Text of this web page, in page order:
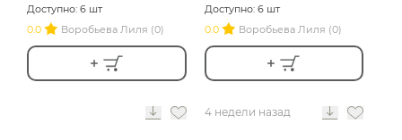
Доступно: 6 шт
0.0
Воробьева Лиля (0)
Доступно: 6 шт
0.0
Воробьева Лиля (0)
4 недели назад